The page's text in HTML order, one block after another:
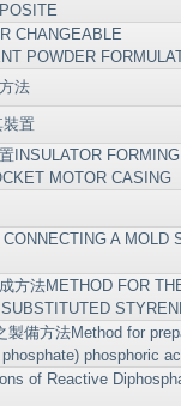
CHANGEABLE
POWDER
法
裝置
INSULATOR
MOTOR CASING
A MOLD
方法METHOD FOR
製備方法Method for
phosphoric
of Reactive